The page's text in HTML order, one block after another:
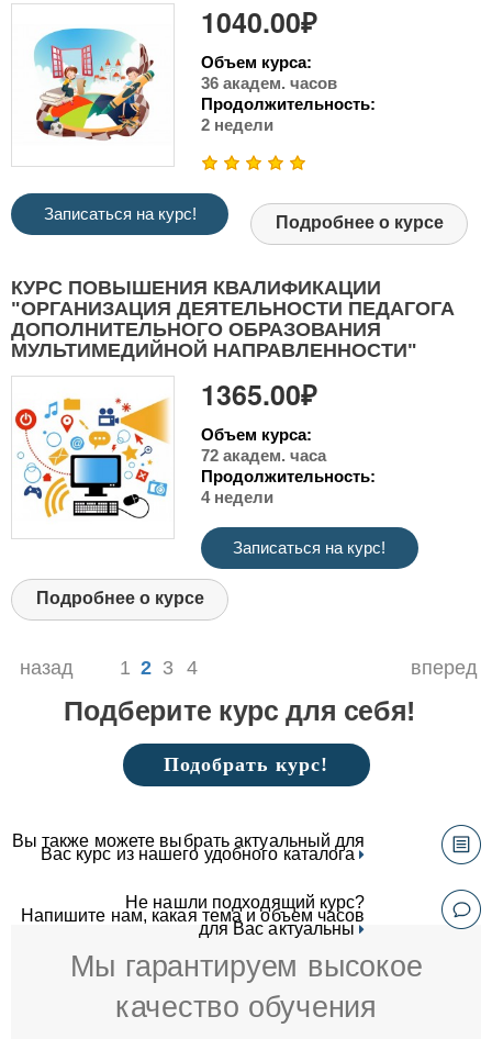
1040.00₽
Объем курса:
36 академ. часов
Продолжительность:
2 недели
Записаться на курс! Подробнее о курсе
КУРС ПОВЫШЕНИЯ КВАЛИФИКАЦИИ
"ОРГАНИЗАЦИЯ ДЕЯТЕЛЬНОСТИ ПЕДАГОГА
ДОПОЛНИТЕЛЬНОГО ОБРАЗОВАНИЯ
МУЛЬТИМЕДИЙНОЙ НАПРАВЛЕННОСТИ"
1365.00₽
Объем курса:
72 академ. часа
Продолжительность:
4 недели
Записаться на курс!
Подробнее о курсе
назад 1 2 3 4 вперед
Подберите курс для себя!
Подобрать курс!
Вы также можете выбрать актуальный для
Вас курс из нашего удобного каталога
Не нашли подходящий курс?
Напишите нам, какая тема и объем часов
для Вас актуальны
Мы гарантируем высокое
качество обучения